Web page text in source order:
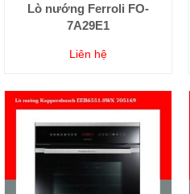
Lò nướng Ferroli FO-
7A29E1
Liên hệ